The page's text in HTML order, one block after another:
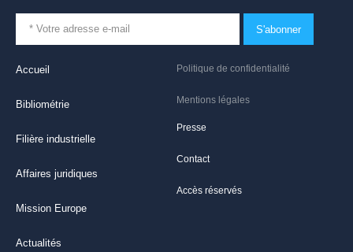
Politique de confidentialité
Mentions légales
Presse
Contact
Accès réservés
Accueil
Bibliométrie
Filière industrielle
Affaires juridiques
Mission Europe
Actualités
S'abonner